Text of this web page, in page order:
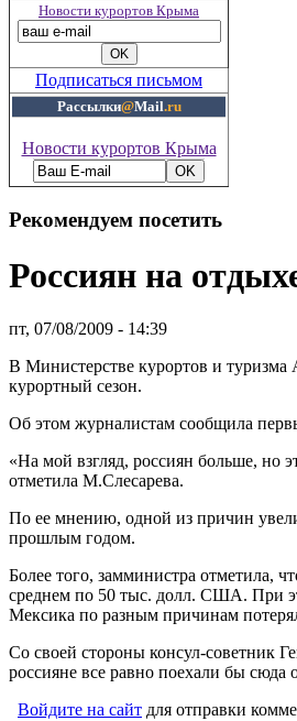
Новости курортов Крыма
Подписаться письмом
Рассылки@Mail.ru
Новости курортов Крыма
Рекомендуем посетить
Россиян на
пт, 07/08/2009 - 14:39
В Министерстве курортов и
курортный сезон.
Об этом журналистам сообщила
«На мой взгляд, россиян больше, но
отметила М.Слесарева.
По ее мнению, одной из причин
прошлым годом.
Более того, замминистра отметила,
среднем по 50 тыс. долл. США. При
Мексика по разным причинам
Со своей стороны консул-советник
россияне все равно поехали бы
Войдите на сайт для отправки